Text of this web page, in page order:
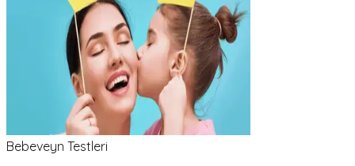
Bebeveyn Testleri